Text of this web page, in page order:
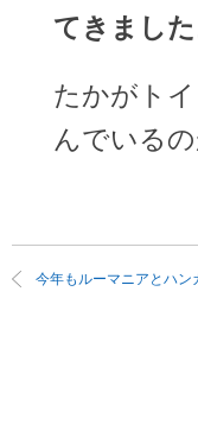
てきました
たかがト
んでいる
今年もルーマニアとハン